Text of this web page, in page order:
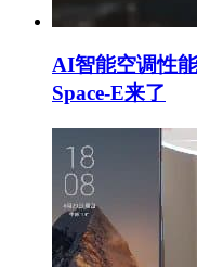
AI智能空调性
Space-E来了